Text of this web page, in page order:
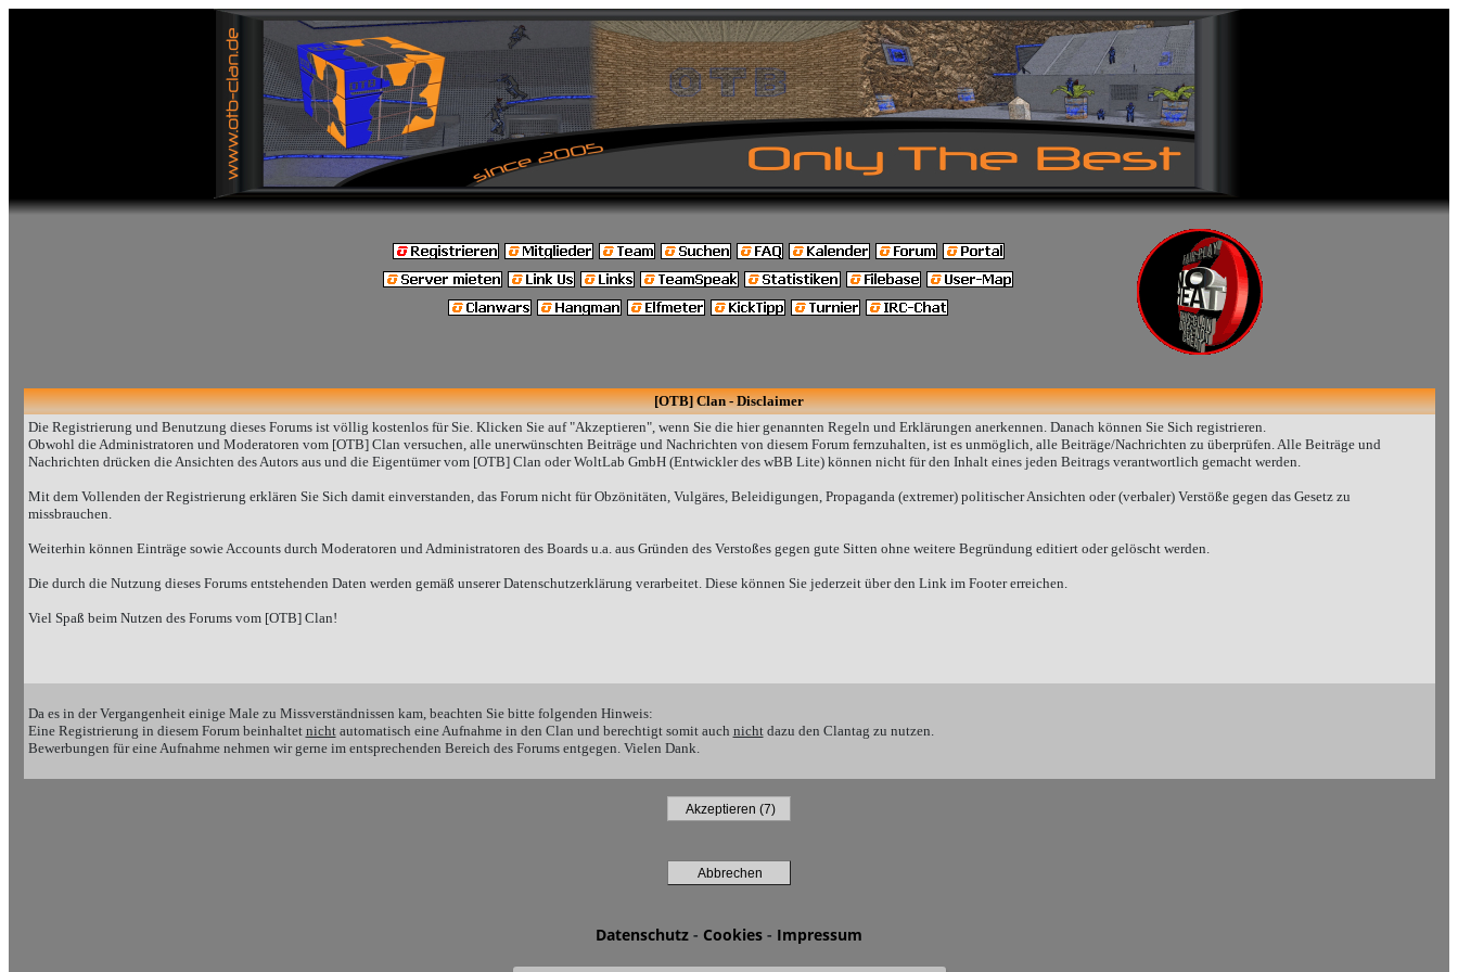
[OTB] Clan - Disclaimer
Die Registrierung und Benutzung dieses Forums ist völlig kostenlos für Sie. Klicken Sie auf "Akzeptieren", wenn Sie die hier genannten Regeln und Erklärungen anerkennen. Danach können Sie Sich registrieren.
Obwohl die Administratoren und Moderatoren vom [OTB] Clan versuchen, alle unerwünschten Beiträge und Nachrichten von diesem Forum fernzuhalten, ist es unmöglich, alle Beiträge/Nachrichten zu überprüfen. Alle Beiträge und
Nachrichten drücken die Ansichten des Autors aus und die Eigentümer vom [OTB] Clan oder WoltLab GmbH (Entwickler des wBB Lite) können nicht für den Inhalt eines jeden Beitrags verantwortlich gemacht werden.
Mit dem Vollenden der Registrierung erklären Sie Sich damit einverstanden, das Forum nicht für Obzönitäten, Vulgäres, Beleidigungen, Propaganda (extremer) politischer Ansichten oder (verbaler) Verstöße gegen das Gesetz zu
missbrauchen.
Weiterhin können Einträge sowie Accounts durch Moderatoren und Administratoren des Boards u.a. aus Gründen des Verstoßes gegen gute Sitten ohne weitere Begründung editiert oder gelöscht werden.
Die durch die Nutzung dieses Forums entstehenden Daten werden gemäß unserer Datenschutzerklärung verarbeitet. Diese können Sie jederzeit über den Link im Footer erreichen.
Viel Spaß beim Nutzen des Forums vom [OTB] Clan!
Da es in der Vergangenheit einige Male zu Missverständnissen kam, beachten Sie bitte folgenden Hinweis:
Eine Registrierung in diesem Forum beinhaltet nichtautomatisch eine Aufnahme in den Clan und berechtigt somit auch nichtdazu den Clantag zu nutzen.
Bewerbungen für eine Aufnahme nehmen wir gerne im entsprechenden Bereich des Forums entgegen. Vielen Dank.
Datenschutz - Cookies - Impressum